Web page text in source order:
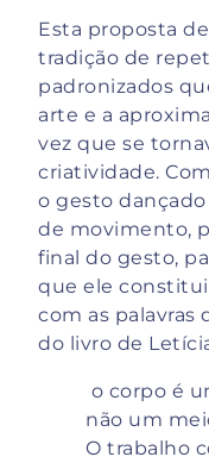
Esta proposta
tradição de
padronizados
arte e a
vez que se
criatividade.
o gesto
de movimento,
final do gesto,
que ele constitui
com as palavras
do livro de
o corpo é
não um
O trabalho